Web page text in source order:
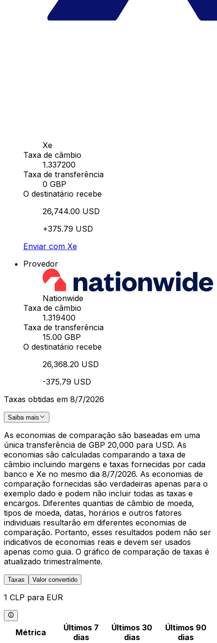
Xe
Taxa de câmbio
1.337200
Taxa de transferência
0 GBP
O destinatário recebe
26,744.00 USD
+375.79 USD
Enviar com Xe
Provedor
Nationwide
Taxa de câmbio
1.319400
Taxa de transferência
15.00 GBP
O destinatário recebe
26,368.20 USD
-375.79 USD
Taxas obtidas em 8/7/2026
Saiba mais
As economias de comparação são baseadas em uma
única transferência de GBP 20,000 para USD. As
economias são calculadas comparando a taxa de
câmbio incluindo margens e taxas fornecidas por cada
banco e Xe no mesmo dia 8/7/2026. As economias de
comparação fornecidas são verdadeiras apenas para o
exemplo dado e podem não incluir todas as taxas e
encargos. Diferentes quantias de câmbio de moeda,
tipos de moeda, datas, horários e outros fatores
individuais resultarão em diferentes economias de
comparação. Portanto, esses resultados podem não ser
indicativos de economias reais e devem ser usados
apenas como guia. O gráfico de comparação de taxas é
atualizado trimestralmente.
Taxas Valor convertido
1 CLP para EUR
Métrica
Últimos 7
dias
Últimos 30
dias
Últimos 90
dias